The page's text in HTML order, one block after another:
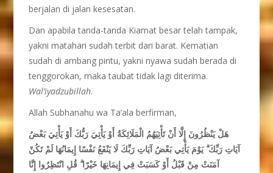
berjalan di jalan kesesatan.
Dan apabila tanda-tanda Kiamat besar telah tampak,
yakni matahari sudah terbit dari barat. Kematian
sudah di ambang pintu, yakni nyawa sudah berada di
tenggorokan, maka taubat tidak lagi diterima.
Wal’iyadzubillah.
Allah Subhanahu wa Ta’ala berfirman,
هَلْ يَنْظُرُونَ إِلَّا أَنْ تَأْتِيَهُمُ الْمَلَائِكَةُ أَوْ يَأْتِيَ رَبُّكَ أَوْ يَأْتِيَ بَعْضُ
آيَاتِ رَبِّكَ ۗ يَوْمَ يَأْتِي بَعْضُ آيَاتِ رَبِّكَ لَا يَنْفَعُ نَفْسًا إِيمَانُهَا لَمْ تَكُنْ
آمَنَتْ مِنْ قَبْلُ أَوْ كَسَبَتْ فِي إِيمَانِهَا خَيْرًا ۗ قُلِ انْتَظِرُوا إِنَّا